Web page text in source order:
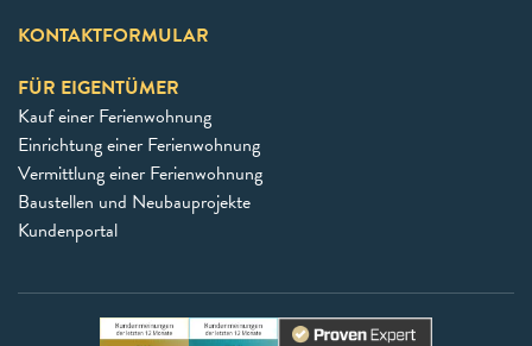
KONTAKTFORMULAR
FÜR EIGENTÜMER
Kauf einer Ferienwohnung
Einrichtung einer Ferienwohnung
Vermittlung einer Ferienwohnung
Baustellen und Neubauprojekte
Kundenportal